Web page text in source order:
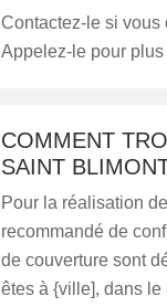
Contactez-le si vous
Appelez-le pour plus
COMMENT
SAINT
Pour la réalisation
recommandé de
de couverture sont
êtes à {ville], dans